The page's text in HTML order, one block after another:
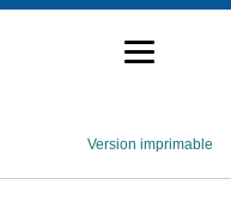
Version imprimable